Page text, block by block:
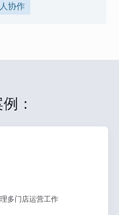
协作
：
多门店运营工作